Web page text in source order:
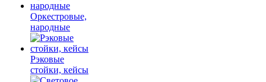
Оркестровые,
народные
Рэковые
стойки, кейсы